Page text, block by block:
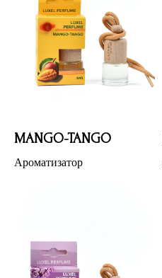
MANGO-TANGO
Ароматизатор